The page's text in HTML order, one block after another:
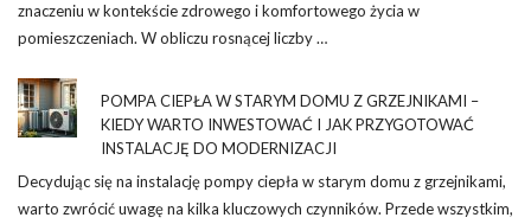
znaczeniu w kontekście zdrowego i komfortowego życia w
pomieszczeniach. W obliczu rosnącej liczby …
POMPA CIEPŁA W STARYM DOMU Z GRZEJNIKAMI –
KIEDY WARTO INWESTOWAĆ I JAK PRZYGOTOWAĆ
INSTALACJĘ DO MODERNIZACJI
Decydując się na instalację pompy ciepła w starym domu z grzejnikami,
warto zwrócić uwagę na kilka kluczowych czynników. Przede wszystkim,